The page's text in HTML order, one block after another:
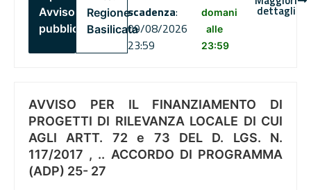
Avviso
pubblico
Regione
Basilicata
scadenza:
09/08/2026
23:59
domani
alle
23:59
dettagli
AVVISO PER IL FINANZIAMENTO DI
PROGETTI DI RILEVANZA LOCALE DI CUI
AGLI ARTT. 72 e 73 DEL D. LGS. N.
117/2017 , .. ACCORDO DI PROGRAMMA
(ADP) 25- 27